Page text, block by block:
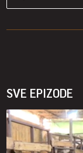
SVE EPIZODE